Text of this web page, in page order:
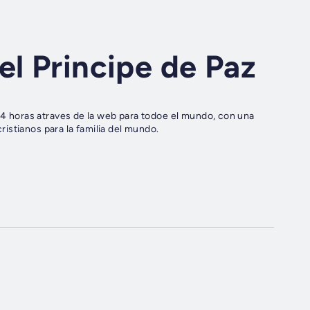
Principe de Paz
horas atraves de la web para todoe el mundo, con una
para la familia del mundo.